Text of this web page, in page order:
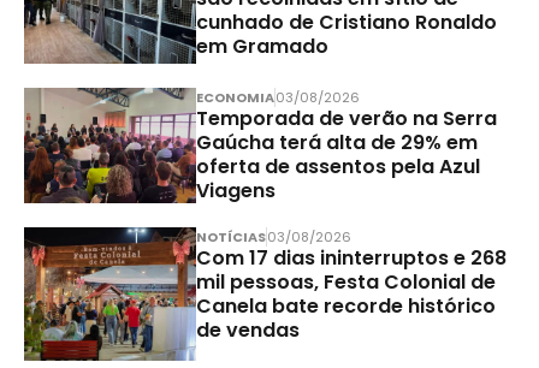
cunhado de Cristiano Ronaldo
em Gramado
ECONOMIA03/08/2026
Temporada de verão na Serra
Gaúcha terá alta de 29% em
oferta de assentos pela Azul
Viagens
NOTÍCIAS03/08/2026
Com 17 dias ininterruptos e 268
mil pessoas, Festa Colonial de
Canela bate recorde histórico
de vendas